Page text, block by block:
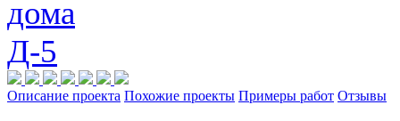
Описание проекта Похожие проекты Примеры работ Отзывы